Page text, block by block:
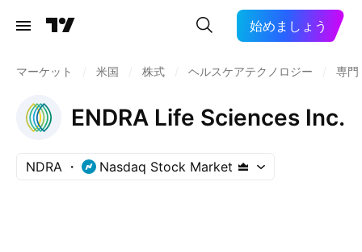
始めましょう
マーケット 米国 株式 ヘルスケアテクノロジー 専門
ENDRA Life Sciences Inc.
NDRA Nasdaq Stock Market